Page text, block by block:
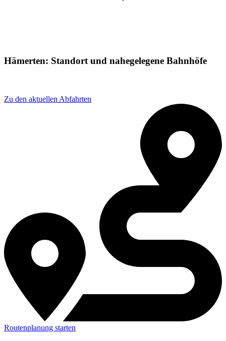
Hämerten: Standort und nahegelegene Bahnhöfe
Zu den aktuellen Abfahrten
Routenplanung starten